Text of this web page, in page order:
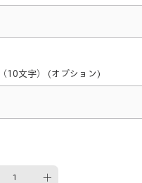
10文字） (オプション)